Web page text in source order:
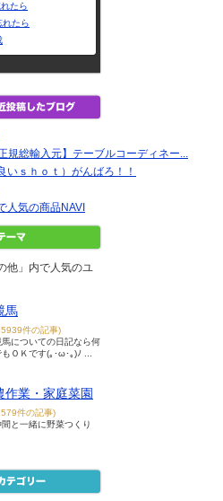
たら
れたら
規総輸入元】テーブルコーディネー...
いｓｈｏｔ）がんばろ！！
人気の商品NAVI
他」内で人気のユ
馬
件の記事)
馬についての日記なら何
もＯＫです(｡･ω･｡)ﾉ ...
作業・家庭菜園
件の記事)
間と一緒に野菜つくり